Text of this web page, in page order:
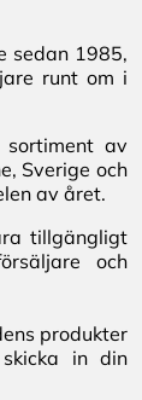
sedan 1985,
runt om i
av
Sverige och
av året.
tillgängligt
och
produkter
in din